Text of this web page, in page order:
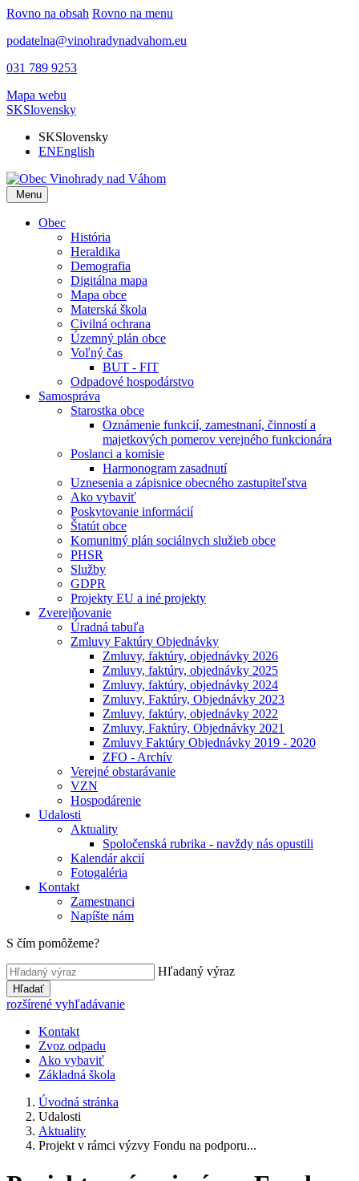
Rovno na obsah Rovno na menu
podatelna@vinohradynadvahom.eu
031 789 9253
Mapa webu
SKSlovensky
SKSlovensky
ENEnglish
Menu
Obec
História
Heraldika
Demografia
Digitálna mapa
Mapa obce
Materská škola
Civilná ochrana
Územný plán obce
Voľný čas
BUT - FIT
Odpadové hospodárstvo
Samospráva
Starostka obce
Oznámenie funkcií, zamestnaní, činností a
majetkových pomerov verejného funkcionára
Poslanci a komisie
Harmonogram zasadnutí
Uznesenia a zápisnice obecného zastupiteľstva
Ako vybaviť
Poskytovanie informácií
Štatút obce
Komunitný plán sociálnych služieb obce
PHSR
Služby
GDPR
Projekty EU a iné projekty
Zverejňovanie
Úradná tabuľa
Zmluvy Faktúry Objednávky
Zmluvy, faktúry, objednávky 2026
Zmluvy, faktúry, objednávky 2025
Zmluvy, faktúry, objednávky 2024
Zmluvy, Faktúry, Objednávky 2023
Zmluvy, faktúry, objednávky 2022
Zmluvy, Faktúry, Objednávky 2021
Zmluvy Faktúry Objednávky 2019 - 2020
ZFO - Archív
Verejné obstarávanie
VZN
Hospodárenie
Udalosti
Aktuality
Spoločenská rubrika - navždy nás opustili
Kalendár akcií
Fotogaléria
Kontakt
Zamestnanci
Napíšte nám
S čím pomôžeme?
Hľadaný výraz
Hľadať
rozšírené vyhľadávanie
Kontakt
Zvoz odpadu
Ako vybaviť
Základná škola
Úvodná stránka
Udalosti
Aktuality
Projekt v rámci výzvy Fondu na podporu...